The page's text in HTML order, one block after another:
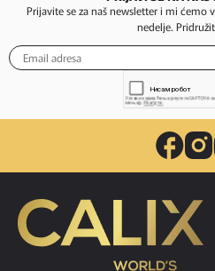
Prijavite se za naš newsletter i mi ćemo
nedelje.